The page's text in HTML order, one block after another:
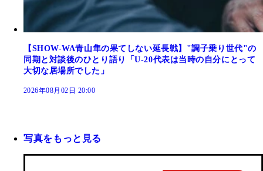
【SHOW-WA青山隼の果てしない延長戦】"調子乗り世代"の
同期と対談後のひとり語り「U-20代表は当時の自分にとって
大切な居場所でした」
2026年08月02日 20:00
写真をもっと見る